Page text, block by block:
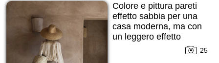
Colore e pittura pareti
effetto sabbia per una
casa moderna, ma con
un leggero effetto
25